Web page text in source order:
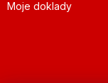
Moje doklady